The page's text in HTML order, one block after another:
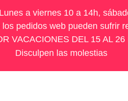
a viernes 10 a 14h,
pedidos web pueden sufrir
VACACIONES DEL 15 AL 26
Disculpen las molestias